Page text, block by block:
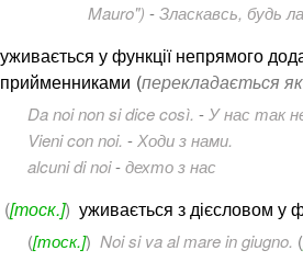
Mauro") -Зласкавсь, будь
уживається у функції непрямого
прийменниками (перекладається
Da noi non si dice così. -У нас так
Vieni con noi. - Ходи з нами.
alcuni di noi-дехто з нас
([тоск.]) уживається з дієсловом у
([тоск.]) Noi si va al mare in giugno. (